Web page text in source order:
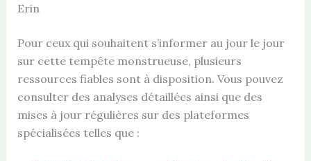
Erin
Pour ceux qui souhaitent s’informer au jour le jour
sur cette tempête monstrueuse, plusieurs
ressources fiables sont à disposition. Vous pouvez
consulter des analyses détaillées ainsi que des
mises à jour régulières sur des plateformes
spécialisées telles que :